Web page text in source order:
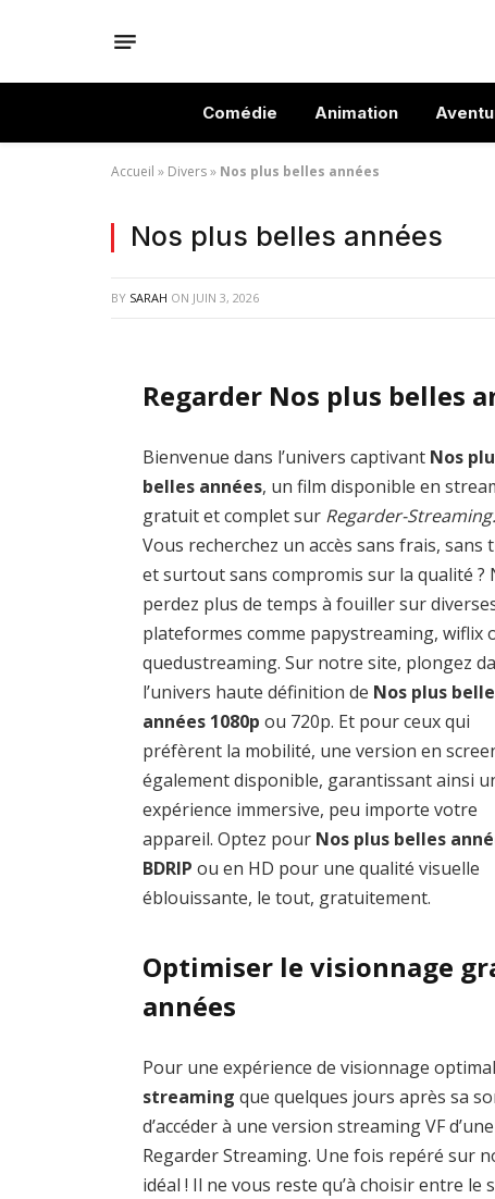
Comédie Animation
Accueil » Divers» Nos plus belles années
Nos plus belles années
BY SARAH ON JUIN 3, 2026
Regarder Nos plus belles
Bienvenue dans l’univers captivant Nos
belles années, un film disponible en
gratuit et complet sur Regarder-
Vous recherchez un accès sans frais, sans
et surtout sans compromis sur la qualité ?
perdez plus de temps à fouiller sur
plateformes comme papystreaming, wiflix
quedustreaming. Sur notre site, plongez
l’univers haute définition de Nos plus
années 1080p ou 720p. Et pour ceux qui
préfèrent la mobilité, une version en
également disponible, garantissant ainsi
expérience immersive, peu importe votre
appareil. Optez pour Nos plus belles
BDRIP ou en HD pour une qualité visuelle
éblouissante, le tout, gratuitement.
Optimiser le visionnage
années
Pour une expérience de visionnage
streaming que quelques jours après sa
d’accéder à une version streaming VF
Regarder Streaming. Une fois repéré sur
idéal ! Il ne vous reste qu’à choisir entre